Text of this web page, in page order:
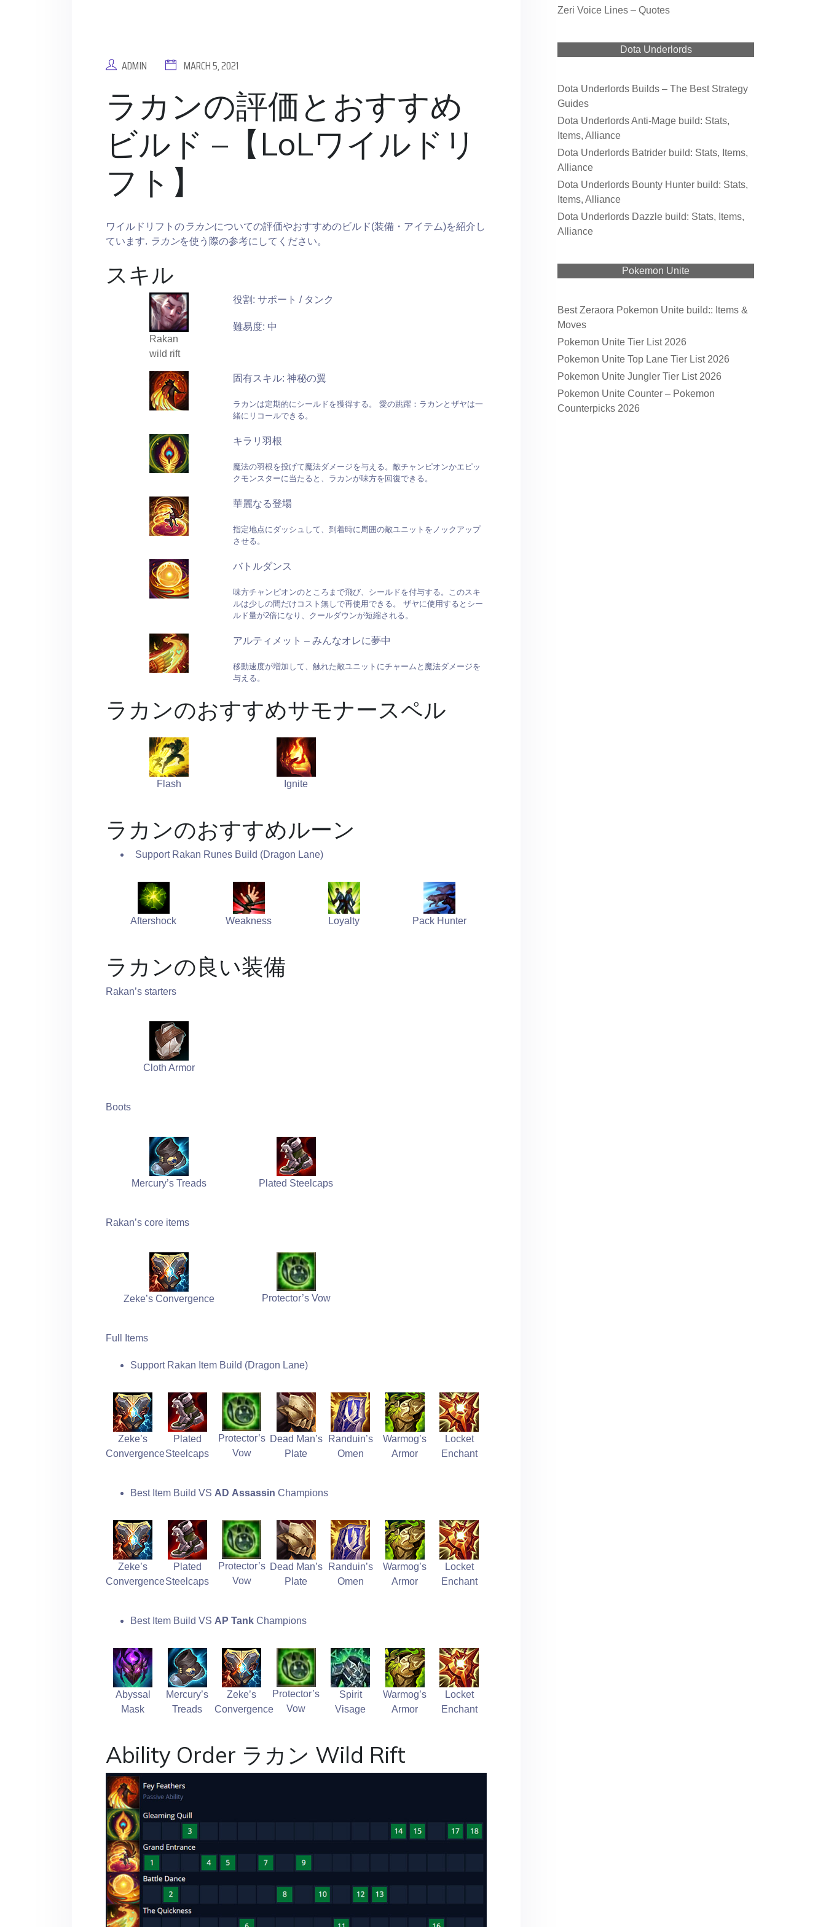
ADMIN MARCH 5, 2021
ラカンの評価とおすすめ
ビルド –【LoLワイルドリ
フト】
ワイルドリフトのラカンについての評価やおすすめのビルド(装備・アイテム)を紹介し
ています. ラカンを使う際の参考にしてください。
スキル
Rakan
wild rift
役割: サポート / タンク
難易度: 中
固有スキル: 神秘の翼
ラカンは定期的にシールドを獲得する。 愛の跳躍：ラカンとザヤは一
緒にリコールできる。
キラリ羽根
魔法の羽根を投げて魔法ダメージを与える。敵チャンピオンかエピッ
クモンスターに当たると、ラカンが味方を回復できる。
華麗なる登場
指定地点にダッシュして、到着時に周囲の敵ユニットをノックアップ
させる。
バトルダンス
味方チャンピオンのところまで飛び、シールドを付与する。このスキ
ルは少しの間だけコスト無しで再使用できる。 ザヤに使用するとシー
ルド量が2倍になり、クールダウンが短縮される。
アルティメット – みんなオレに夢中
移動速度が増加して、触れた敵ユニットにチャームと魔法ダメージを
与える。
ラカンのおすすめサモナースペル
Flash Ignite
ラカンのおすすめルーン
Support Rakan Runes Build (Dragon Lane)
Aftershock Weakness Loyalty Pack Hunter
ラカンの良い装備
Rakan’s starters
Cloth Armor
Boots
Mercury’s Treads Plated Steelcaps
Rakan’s core items
Zeke’s Convergence Protector’s Vow
Full Items
Support Rakan Item Build (Dragon Lane)
Zeke’s
Convergence
Plated
Steelcaps
Protector’s
Vow
Dead Man’s
Plate
Randuin’s
Omen
Warmog’s
Armor
Locket
Enchant
Best Item Build VS AD Assassin Champions
Zeke’s
Convergence
Plated
Steelcaps
Protector’s
Vow
Dead Man’s
Plate
Randuin’s
Omen
Warmog’s
Armor
Locket
Enchant
Best Item Build VS AP Tank Champions
Abyssal
Mask
Mercury’s
Treads
Zeke’s
Convergence
Protector’s
Vow
Spirit
Visage
Warmog’s
Armor
Locket
Enchant
Ability Order ラカン Wild Rift
Zeri Voice Lines – Quotes
Dota Underlords
Dota Underlords Builds – The Best Strategy
Guides
Dota Underlords Anti-Mage build: Stats,
Items, Alliance
Dota Underlords Batrider build: Stats, Items,
Alliance
Dota Underlords Bounty Hunter build: Stats,
Items, Alliance
Dota Underlords Dazzle build: Stats, Items,
Alliance
Pokemon Unite
Best Zeraora Pokemon Unite build:: Items &
Moves
Pokemon Unite Tier List 2026
Pokemon Unite Top Lane Tier List 2026
Pokemon Unite Jungler Tier List 2026
Pokemon Unite Counter – Pokemon
Counterpicks 2026